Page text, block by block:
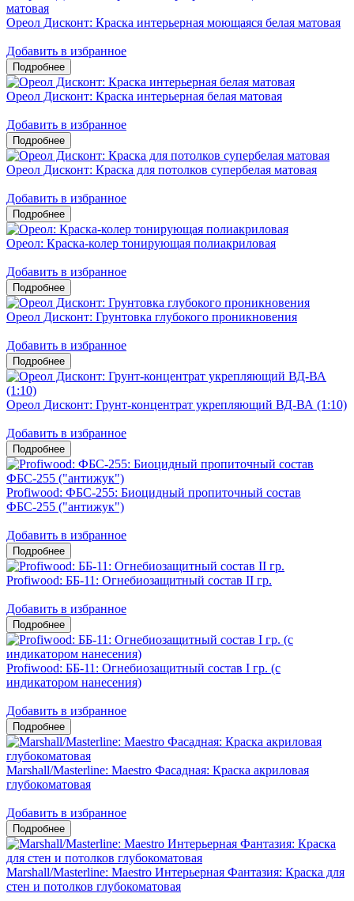
Ореол Дисконт: Краска интерьерная моющаяся белая матовая
Добавить в избранное
Ореол Дисконт: Краска интерьерная белая матовая
Добавить в избранное
Ореол Дисконт: Краска для потолков супербелая матовая
Добавить в избранное
Ореол: Краска-колер тонирующая полиакриловая
Добавить в избранное
Ореол Дисконт: Грунтовка глубокого проникновения
Добавить в избранное
Ореол Дисконт: Грунт-концентрат укрепляющий ВД-ВА (1:10)
Добавить в избранное
Profiwood: ФБС-255: Биоцидный пропиточный состав
ФБС-255 ("антижук")
Добавить в избранное
Profiwood: ББ-11: Огнебиозащитный состав II гр.
Добавить в избранное
Profiwood: ББ-11: Огнебиозащитный состав I гр. (с
индикатором нанесения)
Добавить в избранное
Marshall/Masterline: Maestro Фасадная: Краска акриловая
глубокоматовая
Добавить в избранное
Marshall/Masterline: Maestro Интерьерная Фантазия: Краска для
стен и потолков глубокоматовая